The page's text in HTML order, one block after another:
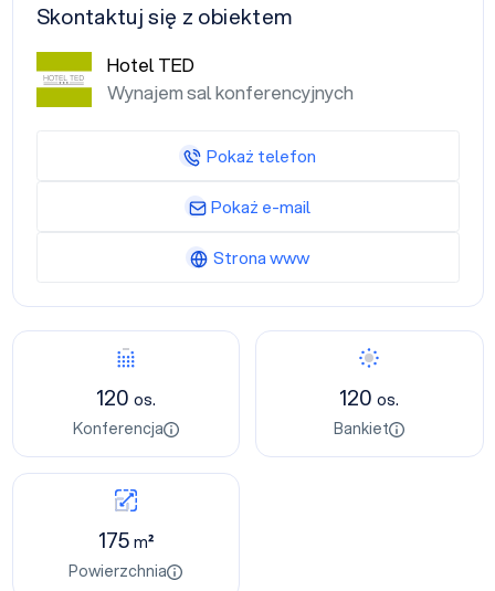
120 os.
Konferencja
120os.
Bankiet
175m²
Powierzchnia
Skontaktuj się z obiektem
Hotel TED
Wynajem sal konferencyjnych
Pokaż telefon
Pokaż e-mail
Strona www